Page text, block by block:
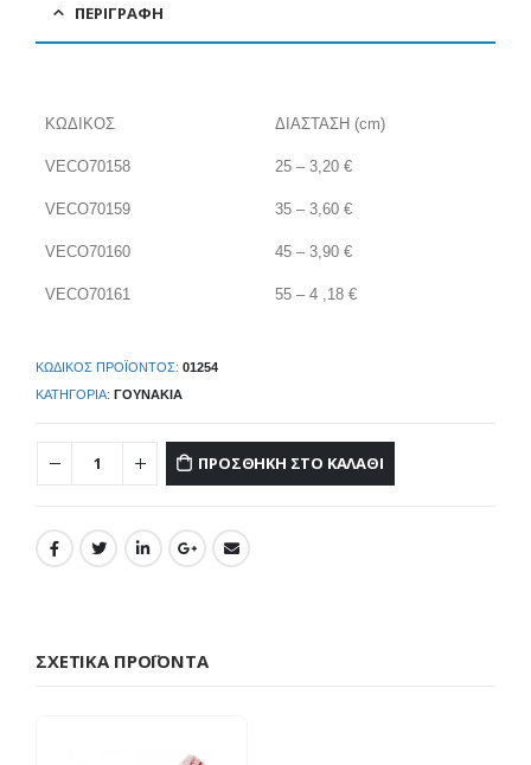
ΠΕΡΙΓΡΑΦΉ
ΚΩΔΙΚΟΣ ΔΙΑΣΤΑΣΗ (cm)
VECO70158 25 – 3,20 €
VECO70159 35 – 3,60 €
VECO70160 45 – 3,90 €
VECO70161 55 – 4 ,18 €
ΚΩΔΙΚΌΣ ΠΡΟΪΌΝΤΟΣ: 01254
ΚΑΤΗΓΟΡΊΑ: ΓΟΥΝΆΚΙΑ
ΠΡΟΣΘΉΚΗ ΣΤΟ ΚΑΛΆΘΙ
ΣΧΕΤΙΚΆ ΠΡΟΪΌΝΤΑ